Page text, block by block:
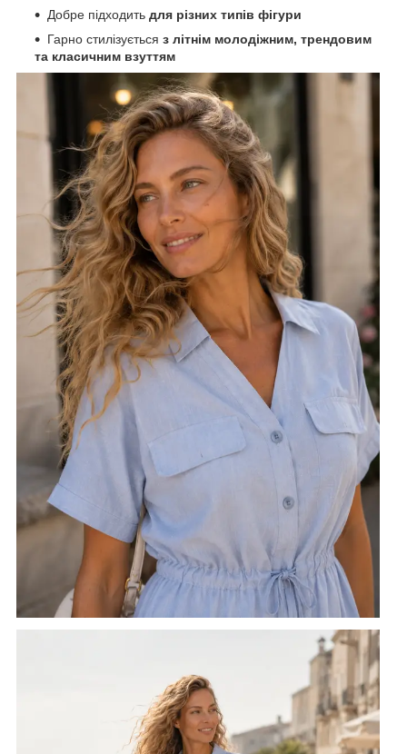
Добре підходить для різних типів фігури
Гарно стилізується з літнім молодіжним, трендовим
та класичним взуттям